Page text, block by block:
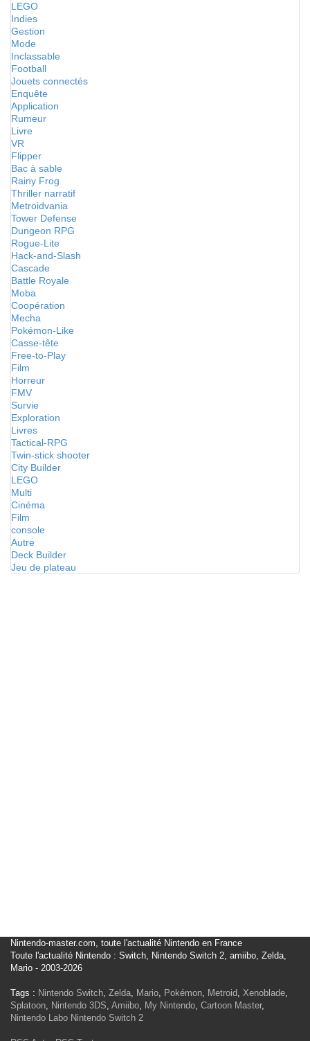
LEGO
Indies
Gestion
Mode
Inclassable
Football
Jouets connectés
Enquête
Application
Rumeur
Livre
VR
Flipper
Bac à sable
Rainy Frog
Thriller narratif
Metroidvania
Tower Defense
Dungeon RPG
Rogue-Lite
Hack-and-Slash
Cascade
Battle Royale
Moba
Coopération
Mecha
Pokémon-Like
Casse-tête
Free-to-Play
Film
Horreur
FMV
Survie
Exploration
Livres
Tactical-RPG
Twin-stick shooter
City Builder
LEGO
Multi
Cinéma
Film
console
Autre
Deck Builder
Jeu de plateau
Nintendo-master.com, toute l'actualité Nintendo en France
Toute l'actualité Nintendo : Switch, Nintendo Switch 2, amiibo, Zelda,
Mario - 2003-2026
Tags : Nintendo Switch, Zelda, Mario, Pokémon, Metroid, Xenoblade,
Splatoon, Nintendo 3DS, Amiibo, My Nintendo, Cartoon Master,
Nintendo Labo Nintendo Switch 2